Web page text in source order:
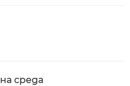
среда